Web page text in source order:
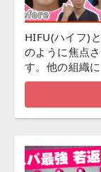
HIFU(ハイフ)
のように焦点
す。他の組織